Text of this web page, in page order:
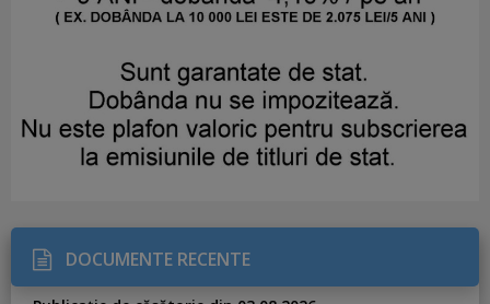
DOCUMENTE RECENTE